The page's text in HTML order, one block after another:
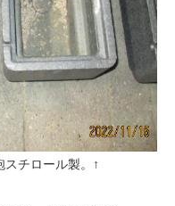
スチロール製。↑